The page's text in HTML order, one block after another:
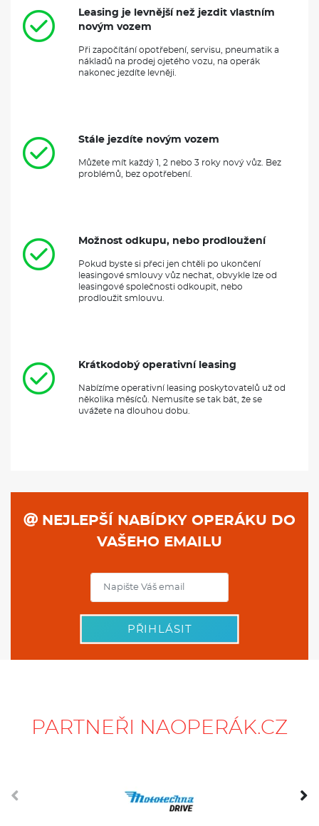
Leasing je levnější než jezdit vlastním
novým vozem
Při započítání opotřebení, servisu, pneumatik a
nákladů na prodej ojetého vozu, na operák
nakonec jezdíte levněji.
Stále jezdíte novým vozem
Můžete mít každý 1, 2 nebo 3 roky nový vůz. Bez
problémů, bez opotřebení.
Možnost odkupu, nebo prodloužení
Pokud byste si přeci jen chtěli po ukončení
leasingové smlouvy vůz nechat, obvykle lze od
leasingové společnosti odkoupit, nebo
prodloužit smlouvu.
Krátkodobý operativní leasing
Nabízíme operativní leasing poskytovatelů už od
několika měsíců. Nemusíte se tak bát, že se
uvážete na dlouhou dobu.
NEJLEPŠÍ NABÍDKY OPERÁKU DO
VAŠEHO EMAILU
PŘIHLÁSIT
PARTNEŘI NAOPERÁK.CZ